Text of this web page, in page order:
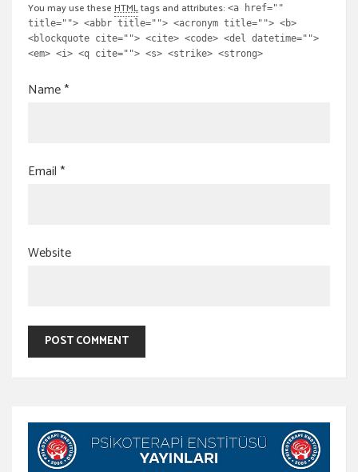
You may use these HTMLtags and attributes: <a href=""
title=""> <abbr title=""> <acronym title=""> <b>
<blockquote cite=""> <cite> <code> <del datetime="">
<em> <i> <q cite=""> <s> <strike> <strong>
Name*
Email*
Website